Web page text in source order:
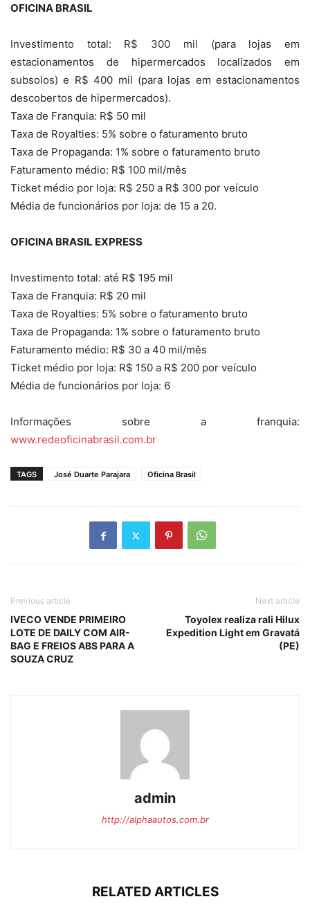
OFICINA BRASIL
Investimento total: R$ 300 mil (para lojas em
estacionamentos de hipermercados localizados em
subsolos) e R$ 400 mil (para lojas em estacionamentos
descobertos de hipermercados).
Taxa de Franquia: R$ 50 mil
Taxa de Royalties: 5% sobre o faturamento bruto
Taxa de Propaganda: 1% sobre o faturamento bruto
Faturamento médio: R$ 100 mil/mês
Ticket médio por loja: R$ 250 a R$ 300 por veículo
Média de funcionários por loja: de 15 a 20.
OFICINA BRASIL EXPRESS
Investimento total: até R$ 195 mil
Taxa de Franquia: R$ 20 mil
Taxa de Royalties: 5% sobre o faturamento bruto
Taxa de Propaganda: 1% sobre o faturamento bruto
Faturamento médio: R$ 30 a 40 mil/mês
Ticket médio por loja: R$ 150 a R$ 200 por veículo
Média de funcionários por loja: 6
Informações sobre a franquia:
www.redeoficinabrasil.com.br
TAGS José Duarte Parajara Oficina Brasil
Previous article
IVECO VENDE PRIMEIRO
LOTE DE DAILY COM AIR-
BAG E FREIOS ABS PARA A
SOUZA CRUZ
Next article
Toyolex realiza rali Hilux
Expedition Light em Gravatá
(PE)
admin
http://alphaautos.com.br
RELATED ARTICLES